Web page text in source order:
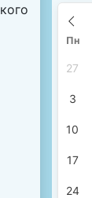
Пн
27
3
10
17
24